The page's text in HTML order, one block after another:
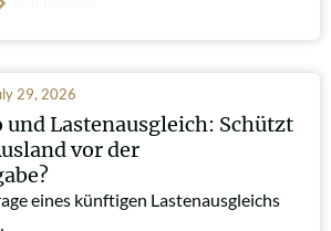
29, 2026
Lastenausgleich: Schützt
vor der
eines künftigen Lastenausgleichs